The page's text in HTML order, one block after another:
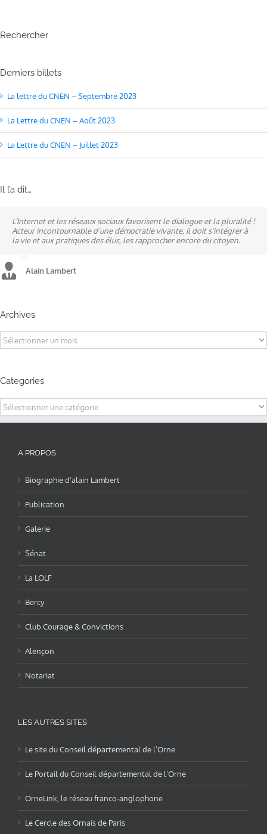
Rechercher
Derniers billets
La lettre du CNEN – Septembre 2023
La Lettre du CNEN – Août 2023
La Lettre du CNEN – Juillet 2023
Il l’a dit…
L’Internet et les réseaux sociaux favorisent le dialogue et la pluralité !
Acteur incontournable d’une démocratie vivante, il doit s’intégrer à
la vie et aux pratiques des élus, les rapprocher encore du citoyen.
Alain Lambert
Ne pas subir, mais construire son destin, telle est la philosophie qui
n’a cessé de mobiliser la ville d’Alençon, son agglomération et ses
élus.
Alain Lambert
A mes yeux, la politique est synonyme de service : un sénateur doit
être au service des élus et des communes comme un maire sait si bien
l’être au service des habitants.
Alain Lambert
Archives
Archives
Categories
Categories
A PROPOS
Biographie d’alain Lambert
Publication
Galerie
Sénat
La LOLF
Bercy
Club Courage & Convictions
Alençon
Notariat
LES AUTRES SITES
Le site du Conseil départemental de l’Orne
Le Portail du Conseil départemental de l’Orne
OrneLink, le réseau franco-anglophone
Le Cercle des Ornais de Paris